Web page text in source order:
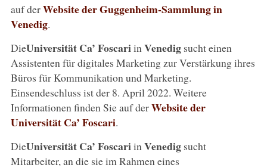
auf derWebsite der Guggenheim-Sammlung in
Venedig.
DieUniversität Ca’ Foscariin Venedigsucht einen
Assistenten für digitales Marketing zur Verstärkung ihres
Büros für Kommunikation und Marketing.
Einsendeschluss ist der 8. April 2022. Weitere
Informationen finden Sie auf derWebsite der
Universität Ca’ Foscari.
DieUniversität Ca’ Foscariin Venedigsucht
Mitarbeiter, an die sie im Rahmen eines